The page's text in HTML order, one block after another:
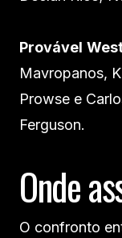
Provável
Mavropanos,
Prowse e
Ferguson.
Onde
O confronto